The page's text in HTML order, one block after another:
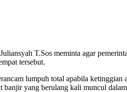
T.Sos meminta agar
tersebut.
lumpuh total apabila
banjir yang berulang kali muncul